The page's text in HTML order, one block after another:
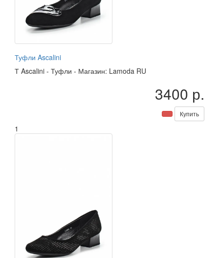
Туфли Ascalini
Т Ascalini - Туфли - Магазин: Lamoda RU
3400 р.
Купить
1